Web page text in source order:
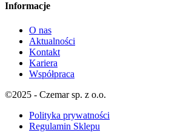
Informacje
O nas
Aktualności
Kontakt
Kariera
Współpraca
©2025 - Czemar sp. z o.o.
Polityka prywatności
Regulamin Sklepu